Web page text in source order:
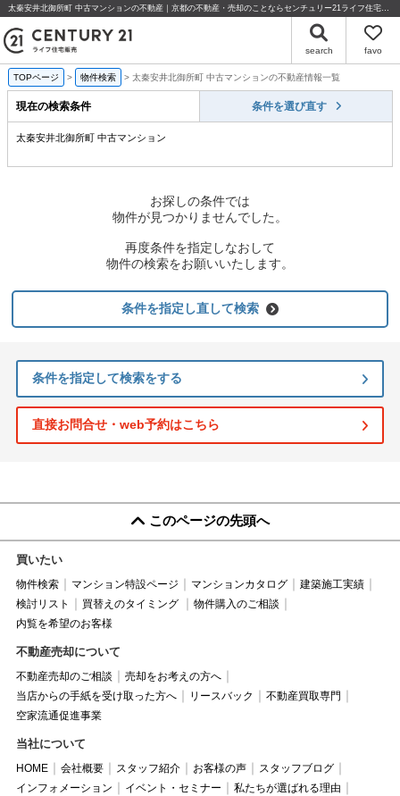
太秦安井北御所町 中古マンションの不動産｜京都の不動産・売却のことならセンチュリー21ライフ住宅販売
search favo
TOPページ 物件検索 太秦安井北御所町 中古マンションの不動産情報一覧
現在の検索条件 条件を選び直す
太秦安井北御所町 中古マンション
お探しの条件では
物件が見つかりませんでした。
再度条件を指定しなおして
物件の検索をお願いいたします。
条件を指定し直して検索
条件を指定して検索をする
直接お問合せ・web予約はこちら
このページの先頭へ
買いたい
物件検索 マンション特設ページ マンションカタログ
建築施工実績
検討リスト
買替えのタイミング
物件購入のご相談
内覧を希望のお客様
不動産売却について
不動産売却のご相談
売却をお考えの方へ
当店からの手紙を受け取った方へ
リースバック
不動産買取専門
空家流通促進事業
当社について
HOME 会社概要 スタッフ紹介 お客様の声
スタッフブログ
インフォメーション
イベント・セミナー
私たちが選ばれる理由